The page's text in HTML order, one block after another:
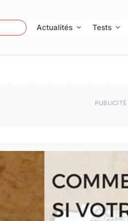
Actualités Tests
PUBLICITÉ